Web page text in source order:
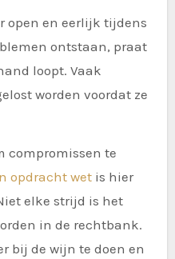
open en eerlijk tijdens
ontstaan, praat
loopt. Vaak
worden voordat ze
compromissen te
opdracht wetis hier
elke strijd is het
in de rechtbank.
bij de wijn te doen en